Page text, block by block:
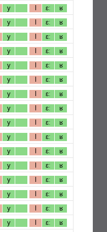
y l ɛː ʁ
y l ɛː ʁ
y l ɛː ʁ
y l ɛː ʁ
y l ɛː ʁ
y l ɛː ʁ
y l ɛː ʁ
y l ɛː ʁ
y l ɛː ʁ
y l ɛː ʁ
y l ɛː ʁ
y l ɛː ʁ
y l ɛː ʁ
y l ɛː ʁ
y l ɛː ʁ
y l ɛː ʁ